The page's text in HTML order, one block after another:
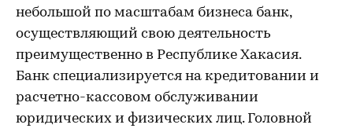
небольшой по масштабам бизнеса банк,
осуществляющий свою деятельность
преимущественно в Республике Хакасия.
Банк специализируется на кредитовании и
расчетно-кассовом обслуживании
юридических и физических лиц. Головной